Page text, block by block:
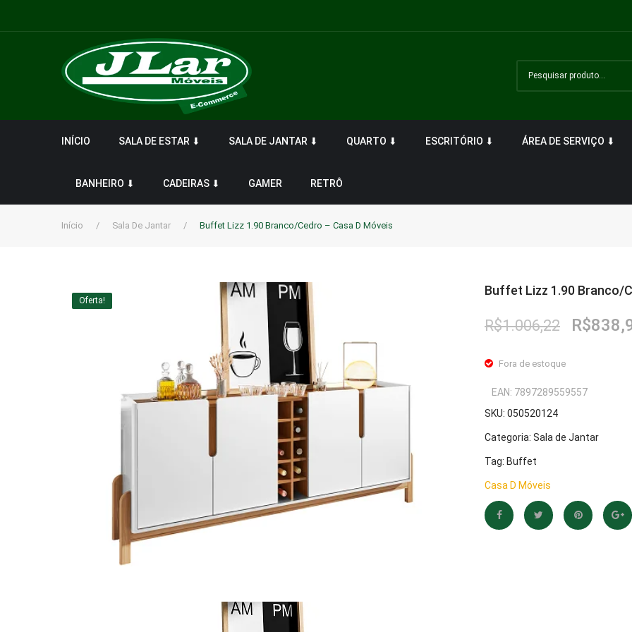
INÍCIO SALA DE ESTAR ⬇ SALA DE JANTAR ⬇ QUARTO ⬇ ESCRITÓRIO ⬇ ÁREA DE SERVIÇO ⬇
BANHEIRO ⬇ CADEIRAS ⬇ GAMER RETRÔ
Início / Sala De Jantar / Buffet Lizz 1.90 Branco/Cedro – Casa D Móveis
Oferta!
Buffet Lizz 1.90 Branco/
R$1.006,22
O
R$
Fora de estoque
SKU: 050520124
Categoria: Sala de Jantar
Tag: Buffet
Casa D Móveis
EAN: 7897289559557